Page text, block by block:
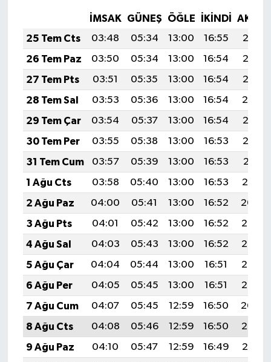
İMSAK GÜNEŞ ÖĞLE İKINDI
25 Tem Cts
03:48 05:34 13:00 16:55
20:17
26 Tem Paz
03:50 05:34 13:00 16:54
20:16
27 Tem Pts
03:51 05:35 13:00 16:54
20:15
28 Tem Sal
03:53 05:36 13:00 16:54
20:14
29 Tem Çar
03:54 05:37 13:00 16:54
20:13
30 Tem Per
03:55 05:38 13:00 16:53
20:12
31 Tem Cum
03:57 05:39 13:00 16:53
20:11
1 Ağu Cts
03:58 05:40 13:00 16:53
20:10
2 Ağu Paz
04:00 05:41 13:00 16:52
20:09
3 Ağu Pts
04:01 05:42 13:00 16:52
20:08
4 Ağu Sal
04:03 05:43 13:00 16:52
20:07
5 Ağu Çar
04:04 05:44 13:00 16:51
20:06
6 Ağu Per
04:05 05:45 13:00 16:51
20:05
7 Ağu Cum
04:07 05:45 12:59 16:50
20:04
8 Ağu Cts
04:08 05:46 12:59 16:50
20:02
9 Ağu Paz
04:10 05:47 12:59 16:49
20:01